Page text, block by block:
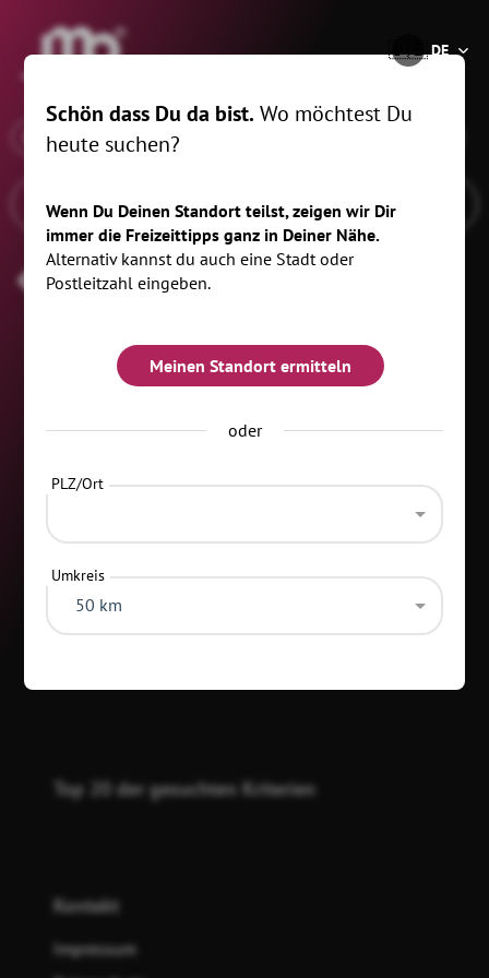
®
🇩🇪DE
Wann
Abenteuer_Kinder
Top 20 der gesuchten Kriterien
Kontakt
Impressum
Schön dass Du da bist. Wo möchtest Du
heute suchen?
Wenn Du Deinen Standort teilst, zeigen wir Dir
immer die Freizeittipps ganz in Deiner Nähe.
Alternativ kannst du auch eine Stadt oder
Postleitzahl eingeben.
Meinen Standort ermitteln
oder
PLZ/Ort
Umkreis
50 km